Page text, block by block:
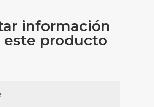
información
este producto